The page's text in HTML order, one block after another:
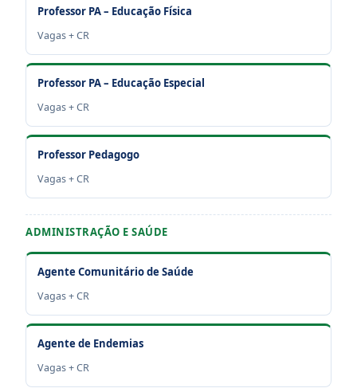
Professor PA – Educação Física
Vagas + CR
Professor PA – Educação Especial
Vagas + CR
Professor Pedagogo
Vagas + CR
ADMINISTRAÇÃO E SAÚDE
Agente Comunitário de Saúde
Vagas + CR
Agente de Endemias
Vagas + CR